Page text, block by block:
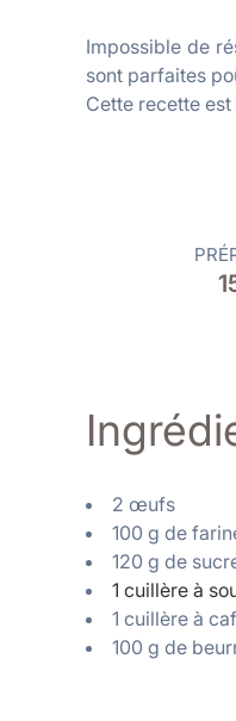
Impossible de
sont parfaites
Cette recette
2 œufs
100 g de
120 g de
1 cuillère à
1 cuillère à
100 g de